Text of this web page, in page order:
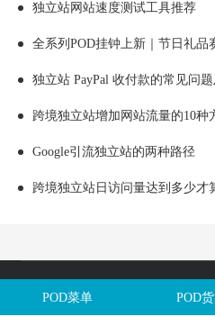
独立站网站速度测试工具推荐
全系列POD挂钟上新｜节日礼品赛道黑马，
独立站 PayPal 收付款的常见问
跨境独立站增加网站流量的10种
Google引流独立站的两种路径
跨境独立站日访问量达到多少才
Copyright @全球定制网All Rights
POD菜单 POD